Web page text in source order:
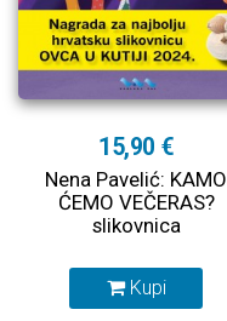
15,90 €
Nena Pavelić: KAMO
ĆEMO VEČERAS?
slikovnica
Kupi